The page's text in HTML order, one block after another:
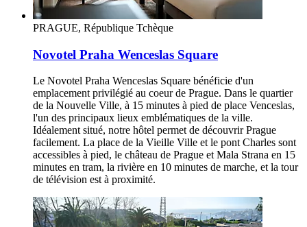
PRAGUE, République Tchèque
Novotel Praha Wenceslas Square
Le Novotel Praha Wenceslas Square bénéficie d'un
emplacement privilégié au coeur de Prague. Dans le quartier
de la Nouvelle Ville, à 15 minutes à pied de place Venceslas,
l'un des principaux lieux emblématiques de la ville.
Idéalement situé, notre hôtel permet de découvrir Prague
facilement. La place de la Vieille Ville et le pont Charles sont
accessibles à pied, le château de Prague et Mala Strana en 15
minutes en tram, la rivière en 10 minutes de marche, et la tour
de télévision est à proximité.